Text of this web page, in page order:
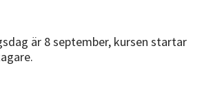
är 8 september, kursen startar